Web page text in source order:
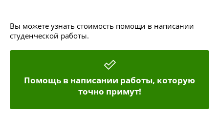
Вы можете узнать стоимость помощи в написании
студенческой работы.
Помощь в написании работы, которую
точно примут!